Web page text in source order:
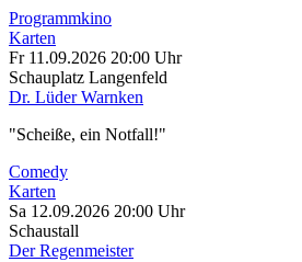
Programmkino
Karten
Fr 11.09.2026 20:00 Uhr
Schauplatz Langenfeld
Dr. Lüder Warnken
"Scheiße, ein Notfall!"
Comedy
Karten
Sa 12.09.2026 20:00 Uhr
Schaustall
Der Regenmeister